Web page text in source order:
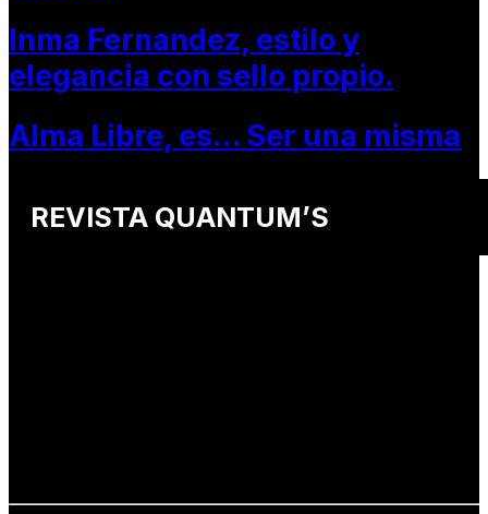
Inma Fernandez, estilo y
elegancia con sello propio.
Alma Libre, es… Ser una misma
REVISTA QUANTUM’S